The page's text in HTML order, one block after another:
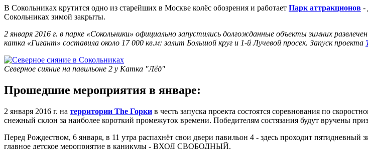
В Сокольниках крутится одно из старейших в Москве колёс обозрения и работает Парк аттракционов -
Сокольниках зимой закрыты.
2 января 2016 г. в парке «Сокольники» официально запустились долгожданные объекты зимних
катка «Гигант» составила около 17 000 кв.м: залит Большой круг и 1-й Лучевой просек. Запуск проекта
Северное сияние на павильоне 2 у Катка "Лёд"
Прошедшие мероприятия в январе:
2 января 2016 г. на территории The Горки в честь запуска проекта состоятся соревнования по
снежный склон за наиболее короткий промежуток времени. Победителям состязания будут вручены
Перед Рождеством, 6 января, в 11 утра распахнёт свои двери павильон 4 - здесь проходит пятидневный
главное детское мероприятие в каникулы - ВХОД СВОБОДНЫЙ.